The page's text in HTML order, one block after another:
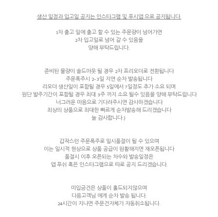
생산 일정과 입고일 공지는 인스타그램 및 푸시앱 으로 공지됩니다.
1차 출고 일에 출고 할 수 있는 주문량이 넘어가면
2차 입고일로 넘어 갈 수 있음을
양해 부탁드립니다.
준비된 물량이 솔드아웃 될 경우 2차 프리오더로 전환됩니다
주문폭주시 2-3일 지연 순차 발송됩니다
리오더 생산일이 포함될 경우 5일에서 7일정도 추가 소요 되며
원단 발주기간이 포함될 경우 최대 3주 까지 소요 될수 있음을 양해 부탁드립니다
너그러운 마음으로 기다려주시면 감사하겠습니다
최상의 상품으로 최대한 빠르게 순차발송해 드리겠습니다
늘 감사합니다:)
갑작스런 주문폭주로 일시품절이 될 수 있으며
이는 일시적 현상으로 상품 공급이 원활해지면 재오픈됩니다
품절시 이후 오픈되는 차수와 발송일정은
앱 푸쉬 혹은 인스타그램으로 따로 공지 드리겠습니다.
미입금건은 상품이 홀드되지않으며
다음고객님 에게 순차 발송 됩니다.
24시간이 지나면 주문건자체가 자동취소됩니다.